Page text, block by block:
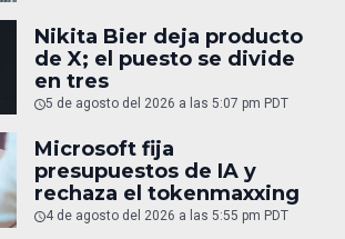
Nikita Bier deja producto
de X; el puesto se divide
en tres
5 de agosto del 2026 a las 5:07 pm PDT
Microsoft fija
presupuestos de IA y
rechaza el tokenmaxxing
4 de agosto del 2026 a las 5:55 pm PDT